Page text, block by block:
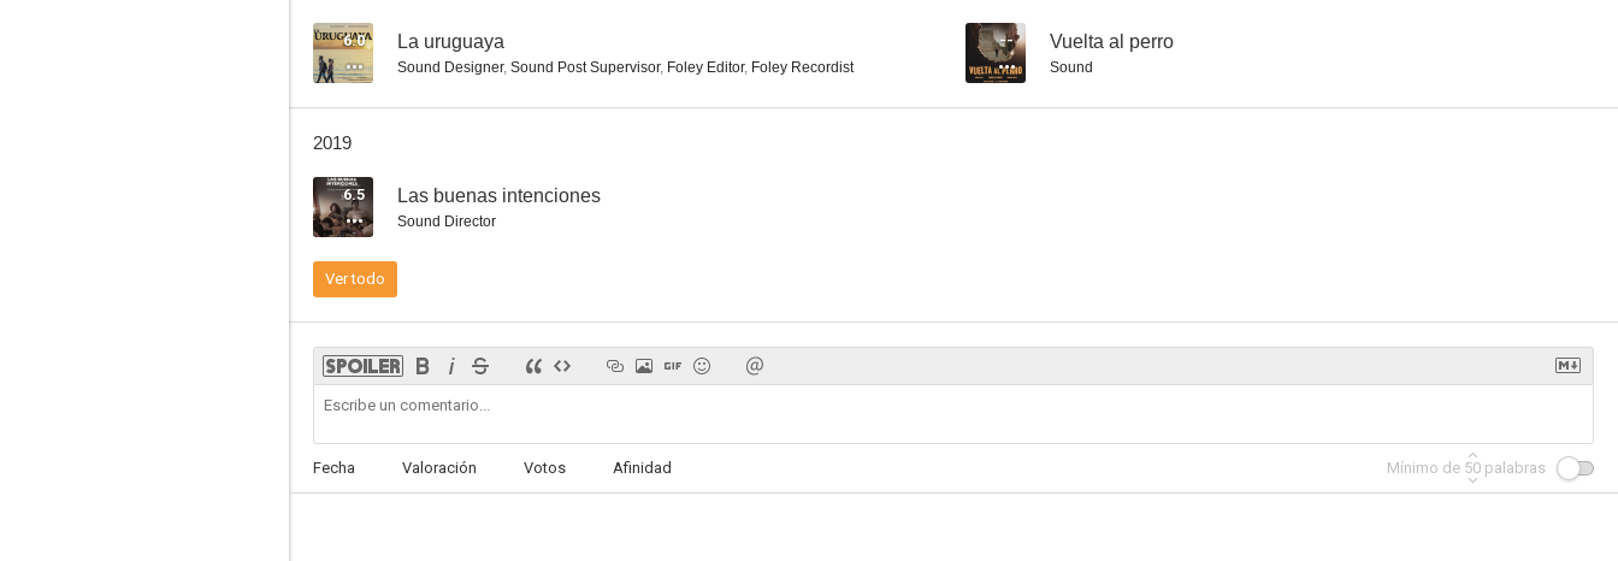
6.0 La uruguaya
Sound Designer, Sound Post Supervisor, Foley Editor, Foley Recordist
-- Vuelta al perro
Sound
2019
6.5 Las buenas intenciones
Sound Director
Ver todo
Fecha Valoración Votos Afinidad Mínimo de 50 palabras